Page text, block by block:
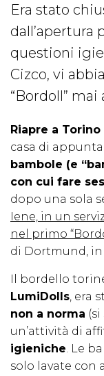
Era stato
questioni
Cizco, vi
“Bordoll”
Riapre a
casa di
bambole (e
con cui fare
dopo una sola
Iene, in un
nel primo
di Dortmund, in
Il bordello
LumiDolls, era
non a norma
un’attività di
igieniche. Le
solo lavate con